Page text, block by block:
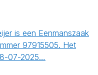
is een Eenmanszaak
97915505. Het
07-2025…